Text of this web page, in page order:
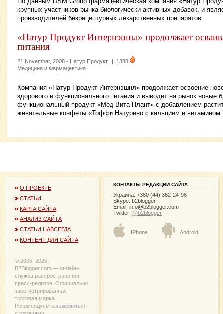
крупных участников рынка биологически активных добавок, и
производителей безрецептурных лекарственных препаратов.
«Натур Продукт Интернэшнл» продолжает
питания
21 November, 2008 - Натур Продукт | 1388
Медицина и Фармацевтика
Компания «Натур Продукт Интернэшнл» продолжает освоение
здорового и функционального питания и выводит на рынок новые
функциональный продукт «Мед Вита Плант» с добавлением
жевательные конфеты «Тоффи Натурино с кальцием и витамином
О ПРОЕКТЕ
СТАТЬИ
КАРТА САЙТА
АНАЛИЗ САЙТА
СТАТЬИ НАВСЕГДА
КОНТЕНТ ДЛЯ САЙТА
© 2005−2025,
B2Blogger.com — онлайн-
служба распространения
пресс-релизов. Официально
зарегистрированная
торговая марка.
Рекомендуем ознакомиться
КОНТАКТЫ РЕДАКЦИИ САЙТА
Украина: +380 (44) 362-24-96
Skype: b2blogger
Email: info@b2blogger.com
Twitter: @b2blogger
IPhone Android